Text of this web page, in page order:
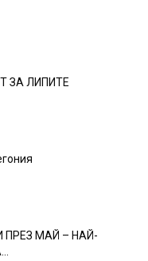
ЗА ЛИПИТЕ
ПРЕЗ МАЙ – НАЙ-